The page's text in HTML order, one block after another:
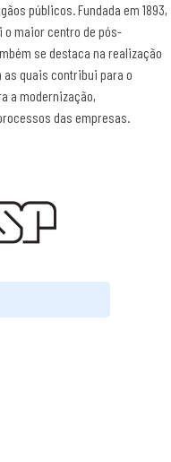
públicos. Fundada em 1893,
o maior centro de pós-
se destaca na realização
quais contribui para o
a modernização,
das empresas.